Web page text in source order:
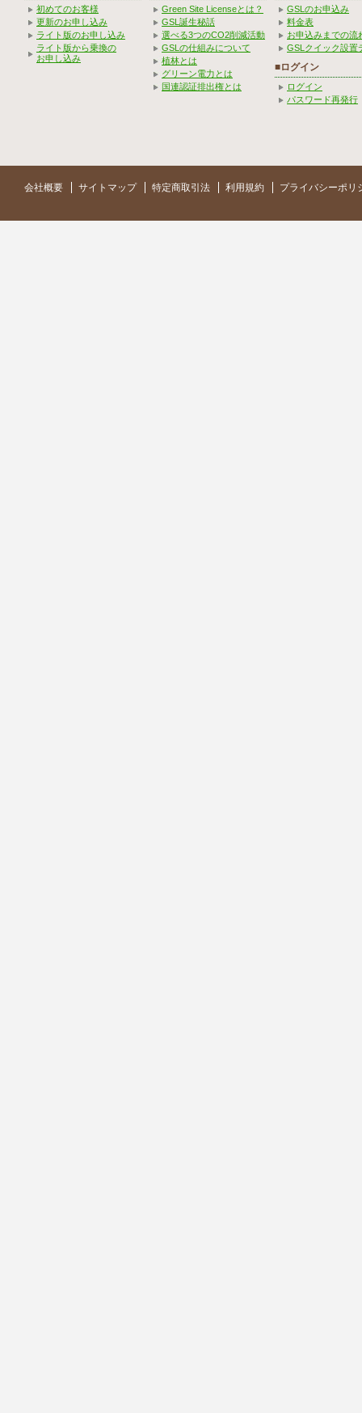
初めてのお客様
更新のお申し込み
ライト版のお申し込み
ライト版から乗換の
お申し込み
Green Site Licenseとは？
GSL誕生秘話
選べる3つのCO2削減活動
GSLの仕組みについて
植林とは
グリーン電力とは
国連認証排出権とは
GSLのお申込み
料金表
お申込みまでの流
GSLクイック設置
■ログイン
ログイン
パスワード再発行
会社概要 サイトマップ 特定商取引法 利用規約 プライバシーポリ